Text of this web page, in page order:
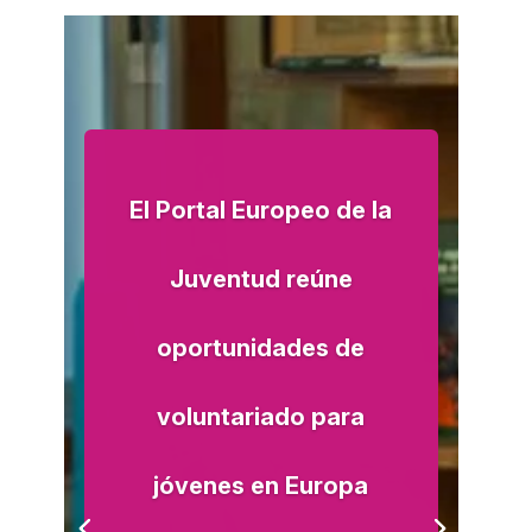
El Portal Europeo de la
Juventud reúne
oportunidades de
voluntariado para
jóvenes en Europa
ACCIÓ SOCIAL I JOVES
SUPORT TERCER SECTOR